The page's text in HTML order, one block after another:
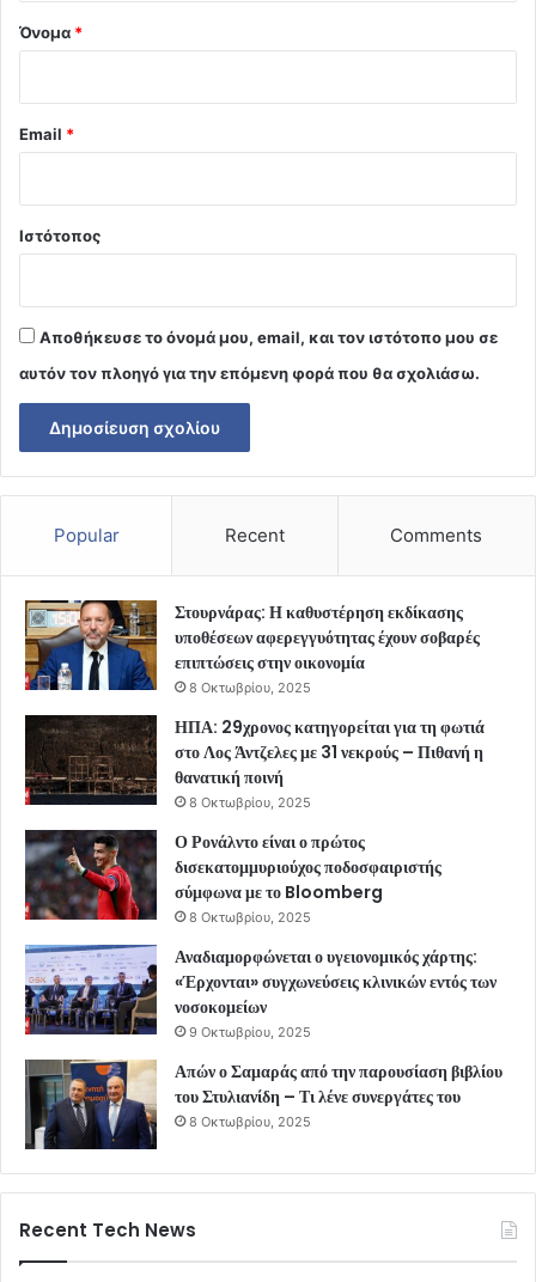
Όνομα *
Email *
Ιστότοπος
Αποθήκευσε το όνομά μου, email, και τον ιστότοπο μου σε
αυτόν τον πλοηγό για την επόμενη φορά που θα σχολιάσω.
Popular Recent Comments
Στουρνάρας: Η καθυστέρηση εκδίκασης
υποθέσεων αφερεγγυότητας έχουν σοβαρές
επιπτώσεις στην οικονομία
8 Οκτωβρίου, 2025
ΗΠΑ: 29χρονος κατηγορείται για τη φωτιά
στο Λος Άντζελες με 31 νεκρούς – Πιθανή η
θανατική ποινή
8 Οκτωβρίου, 2025
Ο Ρονάλντο είναι ο πρώτος
δισεκατομμυριούχος ποδοσφαιριστής
σύμφωνα με το Bloomberg
8 Οκτωβρίου, 2025
Αναδιαμορφώνεται ο υγειονομικός χάρτης:
«Έρχονται» συγχωνεύσεις κλινικών εντός των
νοσοκομείων
9 Οκτωβρίου, 2025
Απών ο Σαμαράς από την παρουσίαση βιβλίου
του Στυλιανίδη – Τι λένε συνεργάτες του
8 Οκτωβρίου, 2025
Recent Tech News